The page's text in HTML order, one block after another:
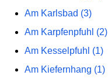
Am Karlsbad (3)
Am Karpfenpfuhl (2)
Am Kesselpfuhl (1)
Am Kiefernhang (1)